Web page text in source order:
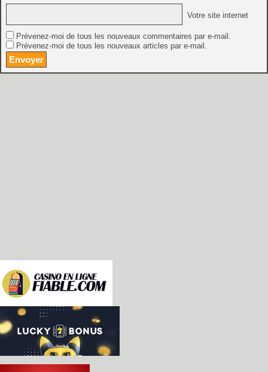
Votre site internet
Prévenez-moi de tous les nouveaux commentaires par e-mail.
Prévenez-moi de tous les nouveaux articles par e-mail.